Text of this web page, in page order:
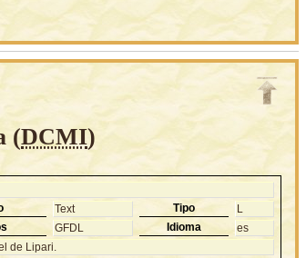
(DCMI)
Text Tipo
L
GFDL Idioma
es
de Lipari.